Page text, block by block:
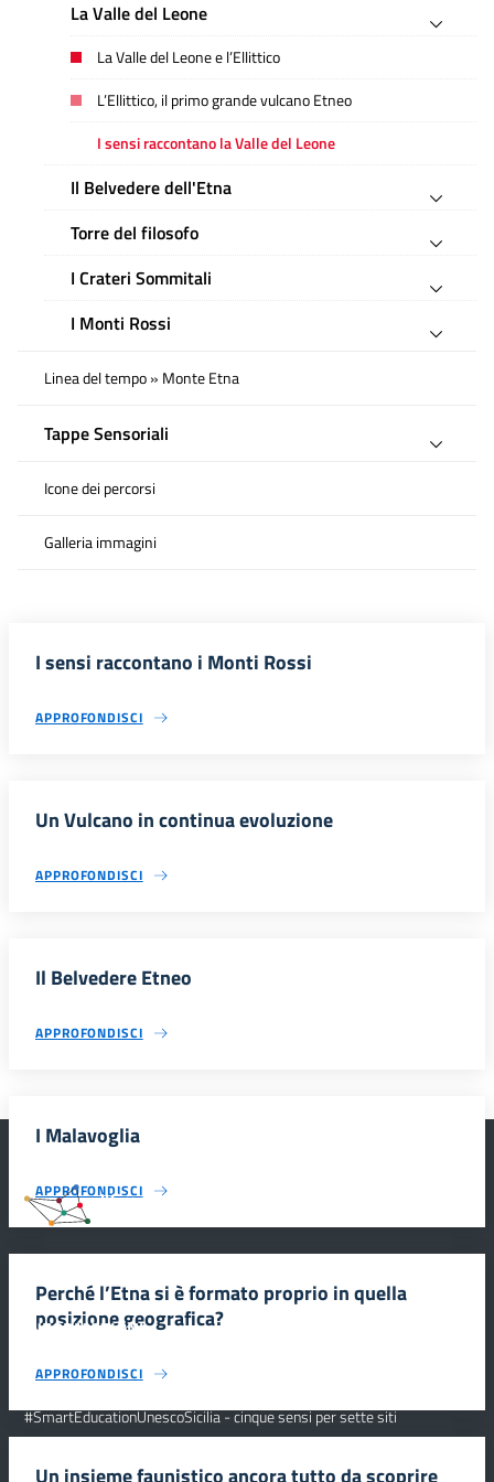
La Valle del Leone
La Valle del Leone e l’Ellittico
L’Ellittico, il primo grande vulcano Etneo
I sensi raccontano la Valle del Leone
Il Belvedere dell'Etna
Torre del filosofo
I Crateri Sommitali
I Monti Rossi
Linea del tempo » Monte Etna
Tappe Sensoriali
Icone dei percorsi
Galleria immagini
I sensi raccontano i Monti Rossi
APPROFONDISCI
Un Vulcano in continua evoluzione
APPROFONDISCI
Il Belvedere Etneo
APPROFONDISCI
I Malavoglia
APPROFONDISCI
Perché l’Etna si è formato proprio in quella
posizione geografica?
APPROFONDISCI
Un insieme faunistico ancora tutto da scoprire
#SmartEducationUnescoSicilia
INFORMAZIONI
#SmartEducationUnescoSicilia - cinque sensi per sette siti